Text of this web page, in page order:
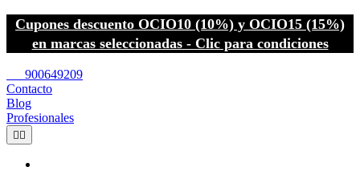
Cupones descuento OCIO10 (10%) y OCIO15 (15%)
en marcas seleccionadas - Clic para condiciones
900649209
Contacto
Blog
Profesionales
 